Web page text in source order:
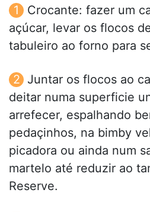
Crocante: fazer um
açúcar, levar os flocos
tabuleiro ao forno para
Juntar os flocos ao
deitar numa superficie
arrefecer, espalhando
pedaçinhos, na bimby
picadora ou ainda num
martelo até reduzir ao
Reserve.